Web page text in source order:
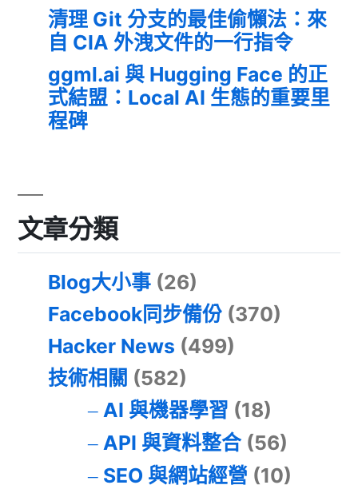
清理 Git 分支的最佳偷懶法：來
自 CIA 外洩文件的一行指令
ggml.ai 與 Hugging Face 的正
式結盟：Local AI 生態的重要里
程碑
文章分類
Blog大小事 (26)
Facebook同步備份 (370)
Hacker News (499)
技術相關 (582)
AI 與機器學習 (18)
API 與資料整合(56)
SEO 與網站經營 (10)